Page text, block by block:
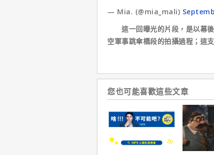
— Mia. (@mia_mali)
這一回曝光的片段，是以幕後
空軍事跳傘橋段的拍攝過程；這
您也可能喜歡這些文章